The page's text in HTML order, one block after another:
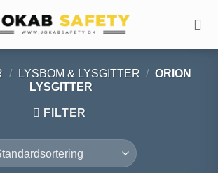
/ LYSBOM & LYSGITTER / ORION
LYSGITTER
FILTER